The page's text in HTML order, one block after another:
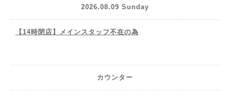
2026.08.09 Sunday
【14時閉店】メインスタッフ不在の為
カウンター